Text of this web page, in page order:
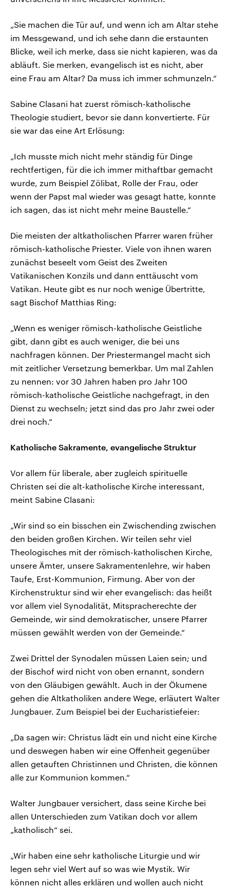
„Sie machen die Tür auf, und wenn ich am Altar stehe
im Messgewand, und ich sehe dann die erstaunten
Blicke, weil ich merke, dass sie nicht kapieren, was da
abläuft. Sie merken, evangelisch ist es nicht, aber
eine Frau am Altar? Da muss ich immer schmunzeln.“
Sabine Clasani hat zuerst römisch-katholische
Theologie studiert, bevor sie dann konvertierte. Für
sie war das eine Art Erlösung:
„Ich musste mich nicht mehr ständig für Dinge
rechtfertigen, für die ich immer mithaftbar gemacht
wurde, zum Beispiel Zölibat, Rolle der Frau, oder
wenn der Papst mal wieder was gesagt hatte, konnte
ich sagen, das ist nicht mehr meine Baustelle.“
Die meisten der altkatholischen Pfarrer waren früher
römisch-katholische Priester. Viele von ihnen waren
zunächst beseelt vom Geist des Zweiten
Vatikanischen Konzils und dann enttäuscht vom
Vatikan. Heute gibt es nur noch wenige Übertritte,
sagt Bischof Matthias Ring:
„Wenn es weniger römisch-katholische Geistliche
gibt, dann gibt es auch weniger, die bei uns
nachfragen können. Der Priestermangel macht sich
mit zeitlicher Versetzung bemerkbar. Um mal Zahlen
zu nennen: vor 30 Jahren haben pro Jahr 100
römisch-katholische Geistliche nachgefragt, in den
Dienst zu wechseln; jetzt sind das pro Jahr zwei oder
drei noch.“
Katholische Sakramente, evangelische Struktur
Vor allem für liberale, aber zugleich spirituelle
Christen sei die alt-katholische Kirche interessant,
meint Sabine Clasani:
„Wir sind so ein bisschen ein Zwischending zwischen
den beiden großen Kirchen. Wir teilen sehr viel
Theologisches mit der römisch-katholischen Kirche,
unsere Ämter, unsere Sakramentenlehre, wir haben
Taufe, Erst-Kommunion, Firmung. Aber von der
Kirchenstruktur sind wir eher evangelisch: das heißt
vor allem viel Synodalität, Mitspracherechte der
Gemeinde, wir sind demokratischer, unsere Pfarrer
müssen gewählt werden von der Gemeinde.“
Zwei Drittel der Synodalen müssen Laien sein; und
der Bischof wird nicht von oben ernannt, sondern
von den Gläubigen gewählt. Auch in der Ökumene
gehen die Altkatholiken andere Wege, erläutert Walter
Jungbauer. Zum Beispiel bei der Eucharistiefeier:
„Da sagen wir: Christus lädt ein und nicht eine Kirche
und deswegen haben wir eine Offenheit gegenüber
allen getauften Christinnen und Christen, die können
alle zur Kommunion kommen.“
Walter Jungbauer versichert, dass seine Kirche bei
allen Unterschieden zum Vatikan doch vor allem
„katholisch“ sei.
„Wir haben eine sehr katholische Liturgie und wir
legen sehr viel Wert auf so was wie Mystik. Wir
können nicht alles erklären und wollen auch nicht